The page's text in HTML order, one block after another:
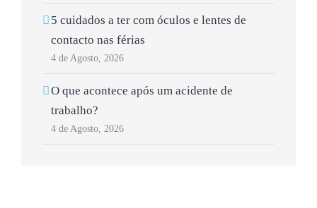
5 cuidados a ter com óculos e lentes de
contacto nas férias
4 de Agosto, 2026
O que acontece após um acidente de
trabalho?
4 de Agosto, 2026